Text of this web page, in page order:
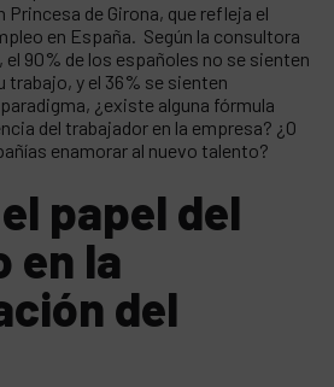
Princesa de Girona, que refleja el
en España. Según la consultora
el 90% de los españoles no se sienten
y el 36% se sienten
¿existe alguna fórmula
del trabajador en la empresa? ¿O
enamorar al nuevo talento?
papel del
en la
del